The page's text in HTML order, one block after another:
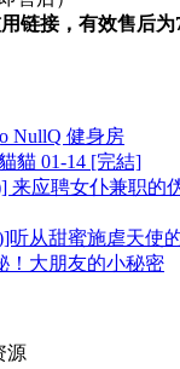
用链接，有效售后为
NullQ 健身房
貓 01-14 [完結]
来应聘女仆兼职的
听从甜蜜施虐天使
！大朋友的小秘密
源